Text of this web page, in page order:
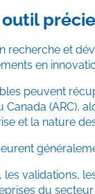
recherche et
en
peuvent
(ARC),
et la nature
validations,
du